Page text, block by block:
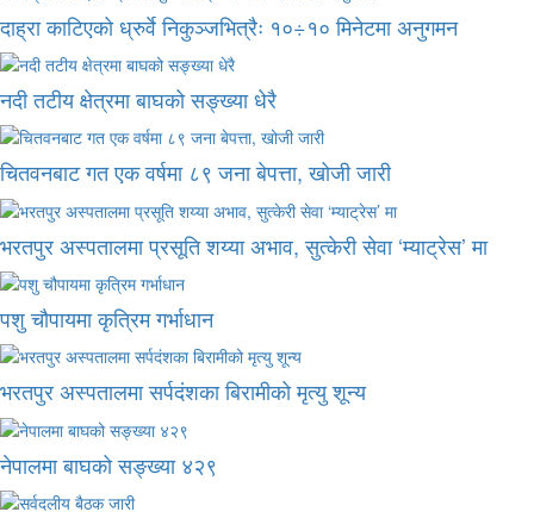
दाह्रा काटिएको ध्रुर्वे निकुञ्जभित्रैः १०÷१० मिनेटमा अनुगमन
नदी तटीय क्षेत्रमा बाघको सङ्ख्या धेरै
चितवनबाट गत एक वर्षमा ८९ जना बेपत्ता, खोजी जारी
भरतपुर अस्पतालमा प्रसूति शय्या अभाव, सुत्केरी सेवा ‘म्याट्रेस’ मा
पशु चौपायमा कृत्रिम गर्भाधान
भरतपुर अस्पतालमा सर्पदंशका बिरामीको मृत्यु शून्य
नेपालमा बाघको सङ्ख्या ४२९